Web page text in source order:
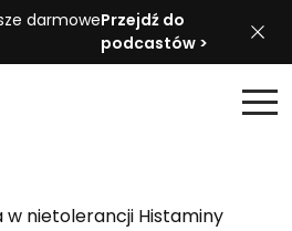
darmowePrzejdź do
podcastów >
w nietolerancji Histaminy